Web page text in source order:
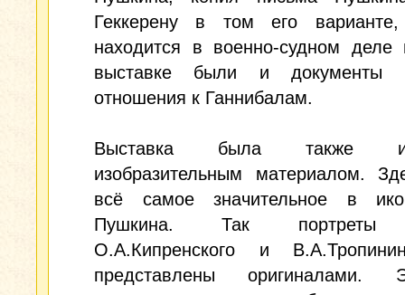
Геккерену в том его варианте,
находится в военно-судном
выставке были и документы
отношения к Ганнибалам.
Выставка была также
изобразительным материалом.
всё самое значительное в
Пушкина. Так портреты
О.А.Кипренского и
представлены оригиналами.